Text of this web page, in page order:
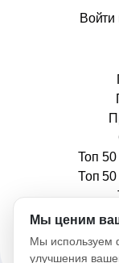
Войти
Топ
Топ
Мы ценим
Мы используем
улучшения